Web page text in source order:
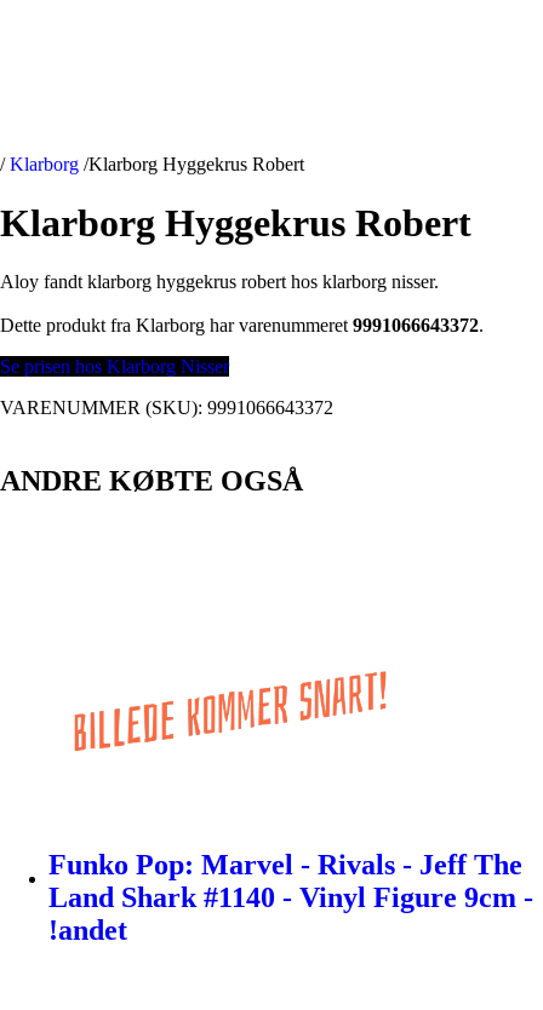
/ Klarborg /Klarborg Hyggekrus Robert
Klarborg Hyggekrus Robert
Aloy fandt klarborg hyggekrus robert hos klarborg nisser.
Dette produkt fra Klarborg har varenummeret 9991066643372.
Se prisen hos Klarborg Nisser
VARENUMMER (SKU): 9991066643372
ANDRE KØBTE OGSÅ
Funko Pop: Marvel - Rivals - Jeff The
Land Shark #1140 - Vinyl Figure 9cm -
!andet